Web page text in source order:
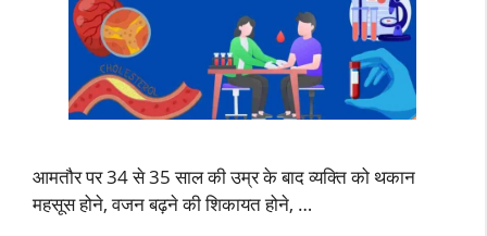
आमतौर पर 34 से 35 साल की उम्र के बाद व्यक्ति को थकान
महसूस होने, वजन बढ़ने की शिकायत होने, …